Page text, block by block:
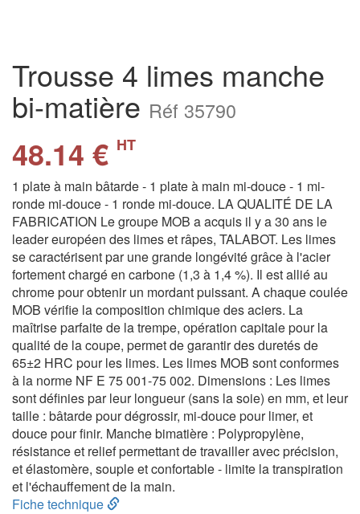
Trousse 4 limes manche
bi-matière Réf 35790
48.14 € HT
1 plate à main bâtarde - 1 plate à main mi-douce - 1 mi-
ronde mi-douce - 1 ronde mi-douce. LA QUALITÉ DE LA
FABRICATION Le groupe MOB a acquis il y a 30 ans le
leader européen des limes et râpes, TALABOT. Les limes
se caractérisent par une grande longévité grâce à l'acier
fortement chargé en carbone (1,3 à 1,4 %). Il est allié au
chrome pour obtenir un mordant puissant. A chaque coulée
MOB vérifie la composition chimique des aciers. La
maîtrise parfaite de la trempe, opération capitale pour la
qualité de la coupe, permet de garantir des duretés de
65±2 HRC pour les limes. Les limes MOB sont conformes
à la norme NF E 75 001-75 002. Dimensions : Les limes
sont définies par leur longueur (sans la soie) en mm, et leur
taille : bâtarde pour dégrossir, mi-douce pour limer, et
douce pour finir. Manche bimatière : Polypropylène,
résistance et relief permettant de travailler avec précision,
et élastomère, souple et confortable - limite la transpiration
et l'échauffement de la main.
Fiche technique